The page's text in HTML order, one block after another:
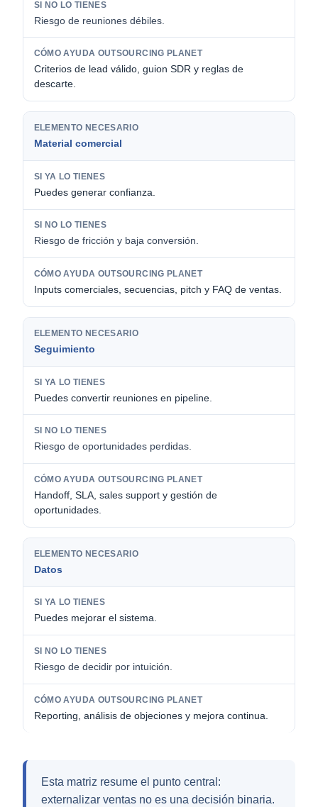
Riesgo de reuniones débiles.
Criterios de lead válido, guion SDR y reglas de
descarte.
Material comercial
Puedes generar confianza.
Riesgo de fricción y baja conversión.
Inputs comerciales, secuencias, pitch y FAQ de ventas.
Seguimiento
Puedes convertir reuniones en pipeline.
Riesgo de oportunidades perdidas.
Handoff, SLA, sales support y gestión de
oportunidades.
Datos
Puedes mejorar el sistema.
Riesgo de decidir por intuición.
Reporting, análisis de objeciones y mejora continua.
Esta matriz resume el punto central:
externalizar ventas no es una decisión binaria.